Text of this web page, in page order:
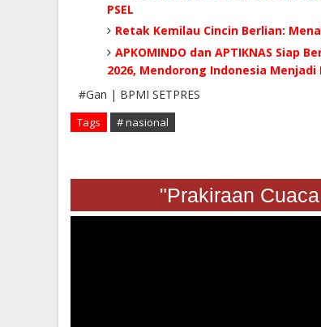
PSEL
Retak Kemilau Cincin Berlian:
APKOMINDO dan APTIKNAS Siap
2026, Mendorong Indonesia
#Gan | BPMI SETPRES
Tags # nasional
"Prakiraan